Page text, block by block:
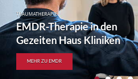
TRAUMATHERAPIE
EMDR-Therapie in den
Gezeiten Haus Kliniken
MEHR ZU EMDR